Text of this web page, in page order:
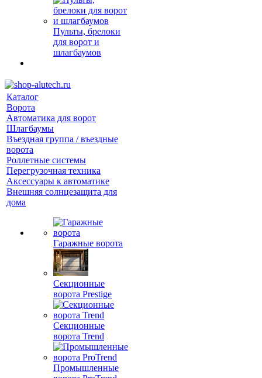
Пульты, брелоки
для ворот и
шлагбаумов
Каталог
Ворота
Автоматика для ворот
Шлагбаумы
Въездная группа / въездные
ворота
Роллетные системы
Перегрузочная техника
Аксессуары к автоматике
Внешняя солнцезащита для
дома
Гаражные ворота
Секционные
ворота Prestige
Секционные
ворота Trend
Промышленные